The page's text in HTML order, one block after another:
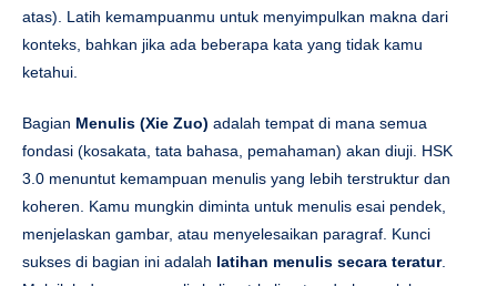
atas). Latih kemampuanmu untuk menyimpulkan makna dari
konteks, bahkan jika ada beberapa kata yang tidak kamu
ketahui.
Bagian Menulis (Xie Zuo) adalah tempat di mana semua
fondasi (kosakata, tata bahasa, pemahaman) akan diuji. HSK
3.0 menuntut kemampuan menulis yang lebih terstruktur dan
koheren. Kamu mungkin diminta untuk menulis esai pendek,
menjelaskan gambar, atau menyelesaikan paragraf. Kunci
sukses di bagian ini adalah latihan menulis secara teratur.